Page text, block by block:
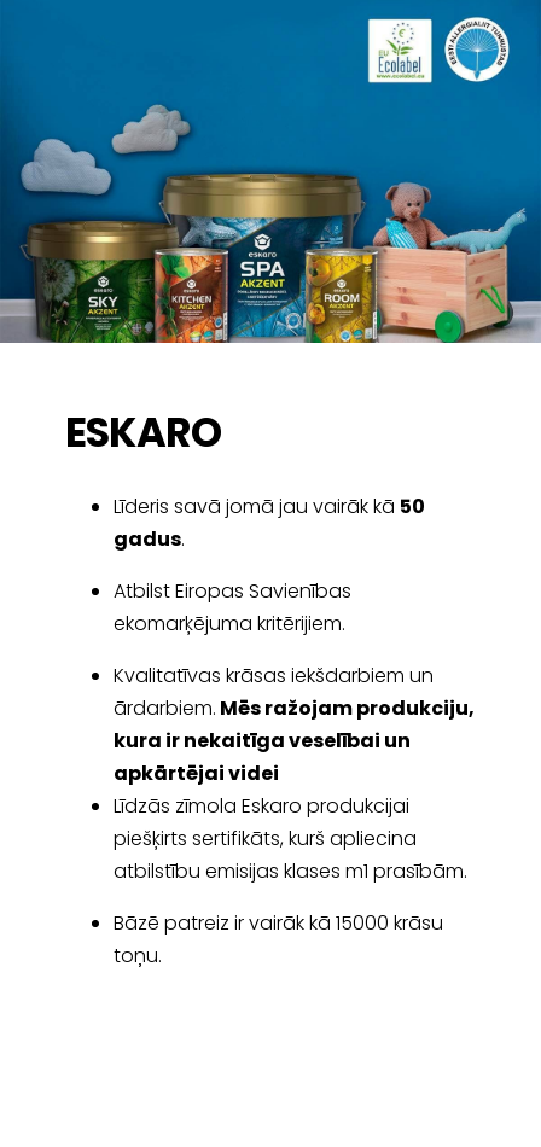
ESKARO
Līderis savā jomā jau vairāk kā 50
gadus.
Atbilst Eiropas Savienības
ekomarķējuma kritērijiem.
Kvalitatīvas krāsas iekšdarbiem un
ārdarbiem. Mēs ražojam produkciju,
kura ir nekaitīga veselībai un
apkārtējai videi
Līdzās zīmola Eskaro produkcijai
piešķirts sertifikāts, kurš apliecina
atbilstību emisijas klases m1 prasībām.
Bāzē patreiz ir vairāk kā 15000 krāsu
toņu.